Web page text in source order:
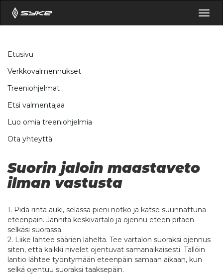
Etusivu
Verkkovalmennukset
Treeniohjelmat
Etsi valmentajaa
Luo omia treeniohjelmia
Ota yhteyttä
Suorin jaloin maastaveto
ilman vastusta
1. Pidä rinta auki, selässä pieni notko ja katse suunnattuna
eteenpäin. Jännitä keskivartalo ja ojennu eteen pitäen
selkäsi suorassa.
2. Liike lähtee säärien läheltä. Tee vartalon suoraksi ojennus
siten, että kaikki nivelet ojentuvat samanaikaisesti. Tällöin
lantio lähtee työntymään eteenpäin samaan aikaan, kun
selkä ojentuu suoraksi taaksepäin.